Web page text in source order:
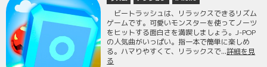
ビートラッシュは、リラックスできるリズム
ゲームです。可愛いモンスターを使ってノーツ
をヒットする面白さを満喫しましょう。J-POP
の人気曲がいっぱい。指一本で簡単に楽しめ
る。ハマりやすくて、リラックスで...詳細を見
る